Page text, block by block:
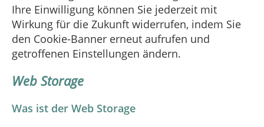
Ihre Einwilligung können Sie jederzeit mit
Wirkung für die Zukunft widerrufen, indem Sie
den Cookie-Banner erneut aufrufen und
getroffenen Einstellungen ändern.
Web Storage
Was ist der Web Storage